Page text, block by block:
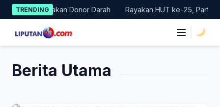
Skip
to
content
TRENDING
Gerakan Donor Darah Rayakan HUT ke-25, Partai
Berita Utama